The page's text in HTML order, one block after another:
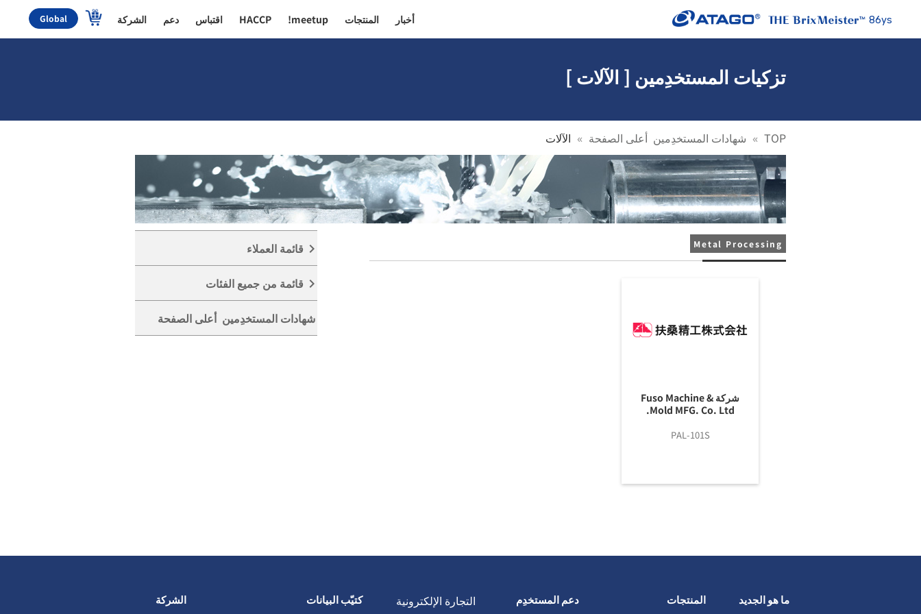
86ys أخبار المنتجات meetup!
HACCP اقتباس دعم الشركة Global
تزكيات المستخدِمين [ الآلات ]
TOP شهادات المستخدِمين أعلى الصفحة الآلات
keyboard_arrow_right قائمة العملاء
keyboard_arrow_right قائمة من جميع الفئات
شهادات المستخدِمين أعلى الصفحة
Metal Processing
شركة Fuso Machine &
Mold MFG. Co. Ltd.
PAL-101S
ما هو الجديد المنتجات دعم المستخدِم التجارة الإلكترونية كتيّب البيانات الشركة